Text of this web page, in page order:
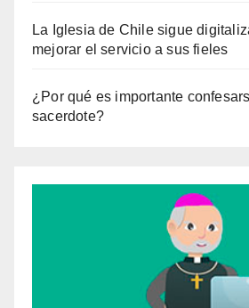
La Iglesia de Chile sigue
mejorar el servicio a sus fieles
¿Por qué es importante
sacerdote?